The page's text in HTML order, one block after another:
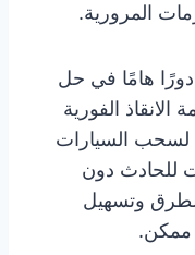
المرورية.
هامًا في حل
الفورية
لسحب السيارات
للحادث دون
الطرق وتسهيل
ممكن.